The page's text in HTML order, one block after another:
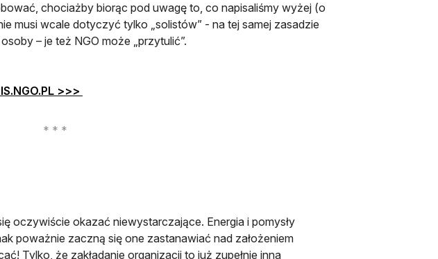
chociażby biorąc pod uwagę to, co napisaliśmy wyżej (o
musi wcale dotyczyć tylko „solistów” - na tej samej zasadzie
– je też NGO może „przytulić”.
>>>
oczywiście okazać niewystarczające. Energia i pomysły
poważnie zaczną się one zastanawiać nad założeniem
Tylko, że zakładanie organizacji to już zupełnie inna